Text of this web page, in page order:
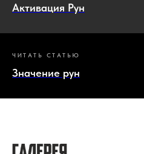
Активация Рун
ЧИТАТЬ СТАТЬЮ
Значение рун